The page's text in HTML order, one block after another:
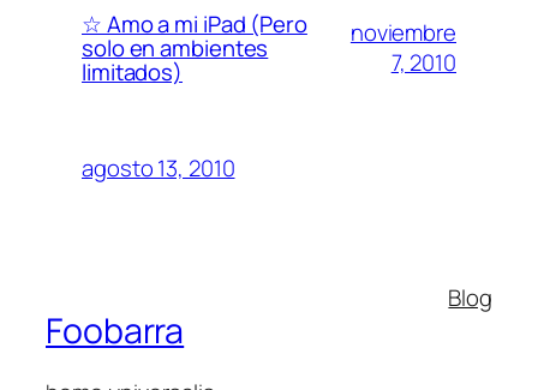
☆ Amo a mi iPad (Pero
solo en ambientes
limitados)
noviembre
7, 2010
agosto 13, 2010
Foobarra
Blog